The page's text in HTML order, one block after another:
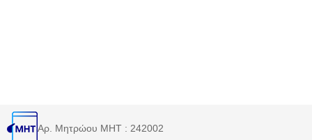
Αρ. Μητρώου MHT : 242002